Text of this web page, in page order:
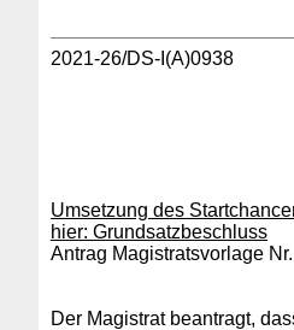
2021-26/DS-I(A)0938
Umsetzung des
hier: Grundsatzbeschluss
Antrag Magistratsvorlage
Der Magistrat beantragt,